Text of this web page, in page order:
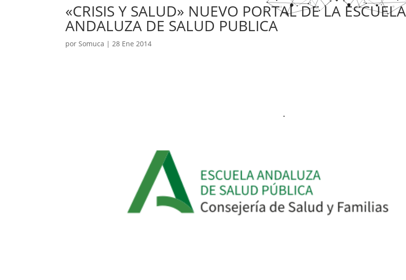
«CRISIS Y SALUD» NUEVO PORTAL DE LA ESCUELA
ANDALUZA DE SALUD PUBLICA
por Somuca | 28 Ene 2014